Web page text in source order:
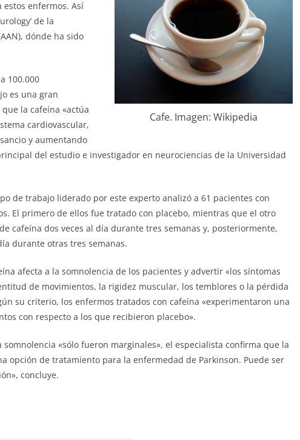
Cafe. Imagen: Wikipedia
enfermos. Así
de la
dónde ha sido
100.000
es una gran
la cafeína «actúa
cardiovascular,
y aumentando
del estudio e investigador en neurociencias de la Universidad
de trabajo liderado por este experto analizó a 61 pacientes con
El primero de ellos fue tratado con placebo, mientras que el otro
cafeína dos veces al día durante tres semanas y, posteriormente,
durante otras tres semanas.
afecta a la somnolencia de los pacientes y advertir «los síntomas
de movimientos, la rigidez muscular, los temblores o la pérdida
su criterio, los enfermos tratados con cafeína «experimentaron una
con respecto a los que recibieron placebo».
«sólo fueron marginales», el especialista confirma que la
opción de tratamiento para la enfermedad de Parkinson. Puede ser
concluye.